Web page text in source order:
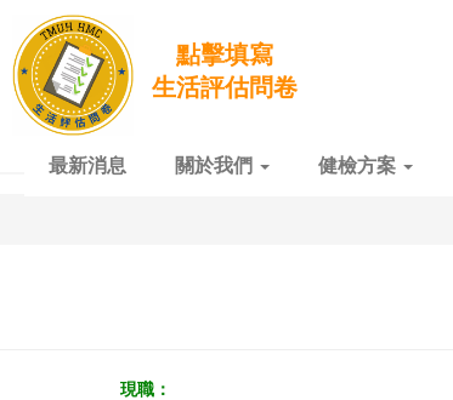
點擊填寫
生活評估問卷
最新消息 關於我們 健檢方案
現職：